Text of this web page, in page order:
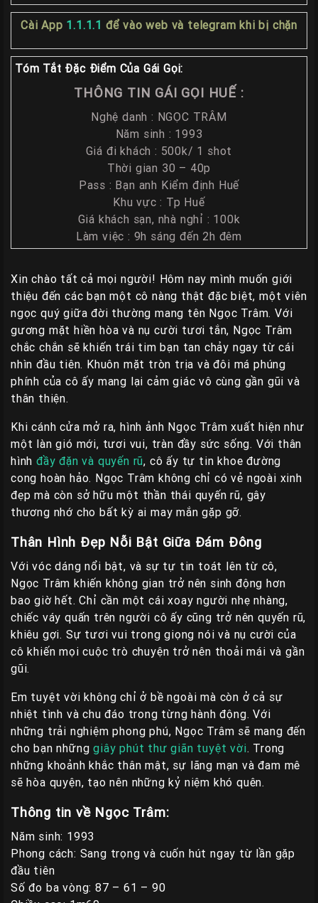
HUẾ
Liên
Hệ
Cài App 1.1.1.1 để vào web và telegram khi bị chặn
Tóm Tắt Đặc Điểm Của Gái Gọi:
THÔNG TIN GÁI GỌI HUẾ :
Nghệ danh : NGỌC TRÂM
Năm sinh : 1993
Giá đi khách : 500k/ 1 shot
Thời gian 30 – 40p
Pass : Bạn anh Kiểm định Huế
Khu vực : Tp Huế
Giá khách sạn, nhà nghỉ : 100k
Làm việc : 9h sáng đến 2h đêm
Xin chào tất cả mọi người! Hôm nay mình muốn giới
thiệu đến các bạn một cô nàng thật đặc biệt, một viên
ngọc quý giữa đời thường mang tên Ngọc Trâm. Với
gương mặt hiền hòa và nụ cười tươi tắn, Ngọc Trâm
chắc chắn sẽ khiến trái tim bạn tan chảy ngay từ cái
nhìn đầu tiên. Khuôn mặt tròn trịa và đôi má phúng
phính của cô ấy mang lại cảm giác vô cùng gần gũi và
thân thiện.
Khi cánh cửa mở ra, hình ảnh Ngọc Trâm xuất hiện như
một làn gió mới, tươi vui, tràn đầy sức sống. Với thân
hình đầy đặn và quyến rũ, cô ấy tự tin khoe đường
cong hoàn hảo. Ngọc Trâm không chỉ có vẻ ngoài xinh
đẹp mà còn sở hữu một thần thái quyến rũ, gây
thương nhớ cho bất kỳ ai may mắn gặp gỡ.
Thân Hình Đẹp Nỗi Bật Giữa Đám Đông
Với vóc dáng nổi bật, và sự tự tin toát lên từ cô,
Ngọc Trâm khiến không gian trở nên sinh động hơn
bao giờ hết. Chỉ cần một cái xoay người nhẹ nhàng,
chiếc váy quấn trên người cô ấy cũng trở nên quyến rũ,
khiêu gợi. Sự tươi vui trong giọng nói và nụ cười của
cô khiến mọi cuộc trò chuyện trở nên thoải mái và gần
gũi.
Em tuyệt vời không chỉ ở bề ngoài mà còn ở cả sự
nhiệt tình và chu đáo trong từng hành động. Với
những trải nghiệm phong phú, Ngọc Trâm sẽ mang đến
cho bạn nhữnggiây phút thư giãn tuyệt vời. Trong
những khoảnh khắc thân mật, sự lãng mạn và đam mê
sẽ hòa quyện, tạo nên những kỷ niệm khó quên.
Thông tin về Ngọc Trâm:
Năm sinh: 1993
Phong cách: Sang trọng và cuốn hút ngay từ lần gặp
đầu tiên
Số đo ba vòng: 87 – 61 – 90